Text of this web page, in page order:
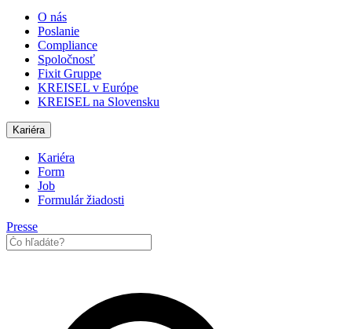
O nás
Poslanie
Compliance
Spoločnosť
Fixit Gruppe
KREISEL v Európe
KREISEL na Slovensku
Kariéra
Kariéra
Form
Job
Formulár žiadosti
Presse